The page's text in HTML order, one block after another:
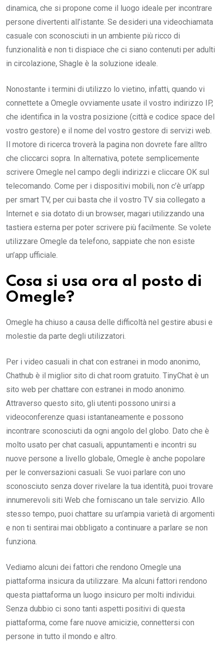
dinamica, che si propone come il luogo ideale per incontrare
persone divertenti all’istante. Se desideri una videochiamata
casuale con sconosciuti in un ambiente più ricco di
funzionalità e non ti dispiace che ci siano contenuti per adulti
in circolazione, Shagle è la soluzione ideale.
Nonostante i termini di utilizzo lo vietino, infatti, quando vi
connettete a Omegle ovviamente usate il vostro indirizzo IP,
che identifica in la vostra posizione (città e codice space del
vostro gestore) e il nome del vostro gestore di servizi web.
Il motore di ricerca troverà la pagina non dovrete fare alltro
che cliccarci sopra. In alternativa, potete semplicemente
scrivere Omegle nel campo degli indirizzi e cliccare OK sul
telecomando. Come per i dispositivi mobili, non c’è un’app
per smart TV, per cui basta che il vostro TV sia collegato a
Internet e sia dotato di un browser, magari utilizzando una
tastiera esterna per poter scrivere più facilmente. Se volete
utilizzare Omegle da telefono, sappiate che non esiste
un’app ufficiale.
Cosa si usa ora al posto di
Omegle?
Omegle ha chiuso a causa delle difficoltà nel gestire abusi e
molestie da parte degli utilizzatori.
Per i video casuali in chat con estranei in modo anonimo,
Chathub è il miglior sito di chat room gratuito. TinyChat è un
sito web per chattare con estranei in modo anonimo.
Attraverso questo sito, gli utenti possono unirsi a
videoconferenze quasi istantaneamente e possono
incontrare sconosciuti da ogni angolo del globo. Dato che è
molto usato per chat casuali, appuntamenti e incontri su
nuove persone a livello globale, Omegle è anche popolare
per le conversazioni casuali. Se vuoi parlare con uno
sconosciuto senza dover rivelare la tua identità, puoi trovare
innumerevoli siti Web che forniscano un tale servizio. Allo
stesso tempo, puoi chattare su un’ampia varietà di argomenti
e non ti sentirai mai obbligato a continuare a parlare se non
funziona.
Vediamo alcuni dei fattori che rendono Omegle una
piattaforma insicura da utilizzare. Ma alcuni fattori rendono
questa piattaforma un luogo insicuro per molti individui.
Senza dubbio ci sono tanti aspetti positivi di questa
piattaforma, come fare nuove amicizie, connettersi con
persone in tutto il mondo e altro.